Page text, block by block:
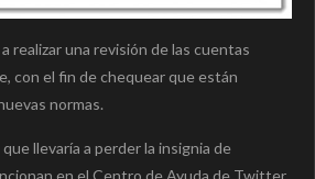
realizar una revisión de las cuentas
con el fin de chequear que están
normas.
llevaría a perder la insignia de